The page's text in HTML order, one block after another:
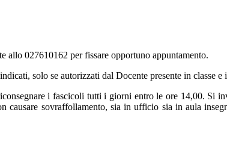
allo 027610162 per fissare opportuno appuntamento.
solo se autorizzati dal Docente presente in classe
i fascicoli tutti i giorni entro le ore 14,00. Si
sovraffollamento, sia in ufficio sia in aula